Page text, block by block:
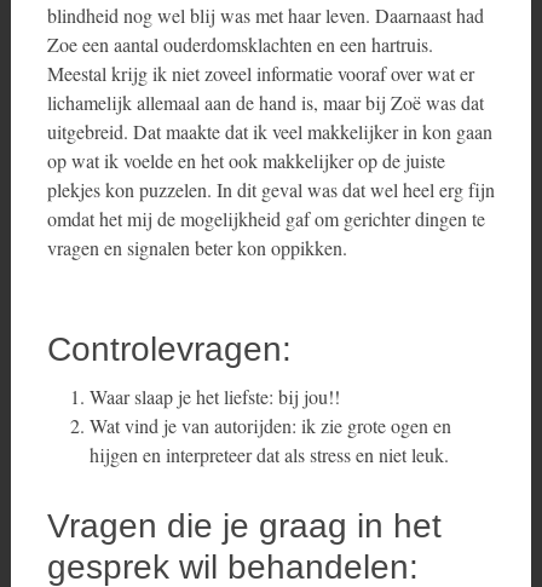
blindheid nog wel blij was met haar leven. Daarnaast had
Zoe een aantal ouderdomsklachten en een hartruis.
Meestal krijg ik niet zoveel informatie vooraf over wat er
lichamelijk allemaal aan de hand is, maar bij Zoë was dat
uitgebreid. Dat maakte dat ik veel makkelijker in kon gaan
op wat ik voelde en het ook makkelijker op de juiste
plekjes kon puzzelen. In dit geval was dat wel heel erg fijn
omdat het mij de mogelijkheid gaf om gerichter dingen te
vragen en signalen beter kon oppikken.
Controlevragen:
Waar slaap je het liefste: bij jou!!
Wat vind je van autorijden: ik zie grote ogen en
hijgen en interpreteer dat als stress en niet leuk.
Vragen die je graag in het
gesprek wil behandelen: